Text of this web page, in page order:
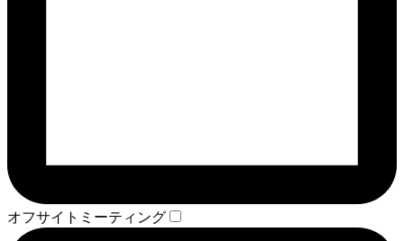
オフサイトミーティング